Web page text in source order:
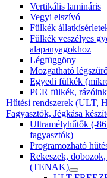
Vertikális lamináris
Vegyi elszívó
Fülkék
Fülkék veszélyes
alapanyagokhoz
Légfüggöny
Mozgatható
Egyedi fülkék
PCR fülkék,
Hűtési rendszerek (ULT,
Fagyasztók, Jégkása
Ultramélyhűtők (-
fagyasztók)
Programozható
Rekeszek,
(TENAK)